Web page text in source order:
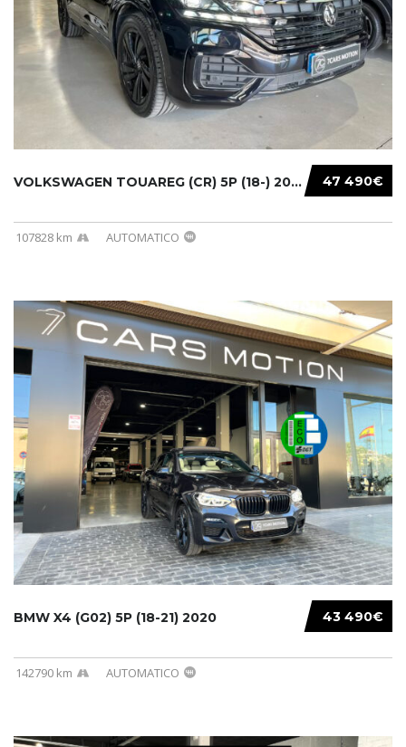
47 490€
VOLKSWAGEN TOUAREG (CR) 5P (18-) 2021...
107828 km AUTOMATICO
43 490€
BMW X4 (G02) 5P (18-21) 2020
142790 km AUTOMATICO